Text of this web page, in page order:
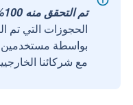
تم التحقق منه 100%
الحجوزات التي تم
مع شركائنا